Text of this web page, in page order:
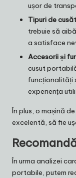
ușor de
Tipuri de
trebuie să
a satisface
Accesorii și
cusut
funcționalități
experiența
În plus, o mașină
excelentă, să fie
În urma analizei
portabile, putem